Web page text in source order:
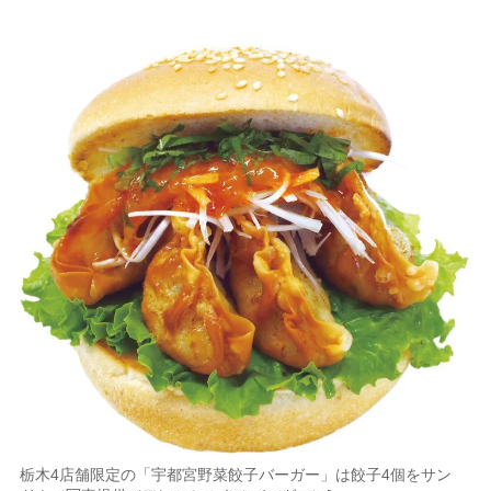
栃木4店舗限定の「宇都宮野菜餃子バーガー」は餃子4個をサン